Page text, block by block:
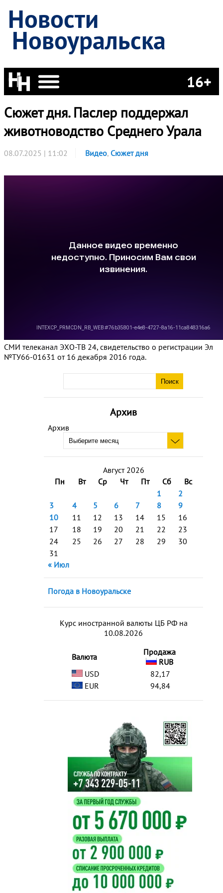
Новости
Новоуральска
16+
Архив
Архив
Август 2026
Пн
Вт Ср Чт Пт Сб
Вс
1
2
3
4 5 6 7 8
9
10
11 12 13 14 15
16
17
18 19 20 21 22
23
24
25 26 27 28 29
30
31
« Июл
Погода в Новоуральске
Курс иностранной валюты ЦБ РФ на
10.08.2026
Валюта
Продажа
RUB
USD
82,17
EUR
94,84
Сюжет дня. Паслер поддержал
животноводство Среднего Урала
08.07.2025 | 11:02 Видео, Сюжет дня
СМИ телеканал ЭХО-ТВ 24, свидетельство о регистрации Эл
№ТУ66-01631 от 16 декабря 2016 года.